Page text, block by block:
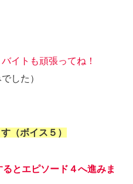
イトも頑張ってね！
した）
（ボイス５）
とエピソード４へ進みま